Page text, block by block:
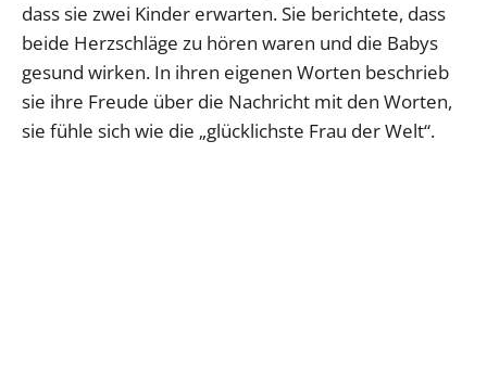
dass sie zwei Kinder erwarten. Sie berichtete, dass
beide Herzschläge zu hören waren und die Babys
gesund wirken. In ihren eigenen Worten beschrieb
sie ihre Freude über die Nachricht mit den Worten,
sie fühle sich wie die „glücklichste Frau der Welt“.